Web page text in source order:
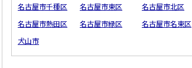
名古屋市千種区 名古屋市東区 名古屋市北区
名古屋市熱田区
名古屋市緑区 名古屋市名東区
犬山市